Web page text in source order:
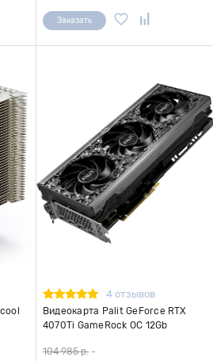
Заказать
4 отзывов
Видеокарта Palit GeForce RTX
4070Ti GameRock OC 12Gb
104 985 р. -